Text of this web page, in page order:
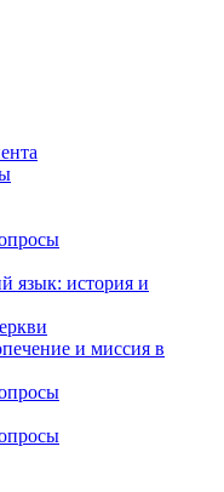
язык: история и
и миссия в